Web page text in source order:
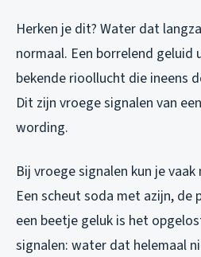
Herken je dit? Water dat
normaal. Een borrelend geluid
bekende rioollucht die ineens
Dit zijn vroege signalen van
wording.
Bij vroege signalen kun je
Een scheut soda met azijn, de
een beetje geluk is het
signalen: water dat helemaal